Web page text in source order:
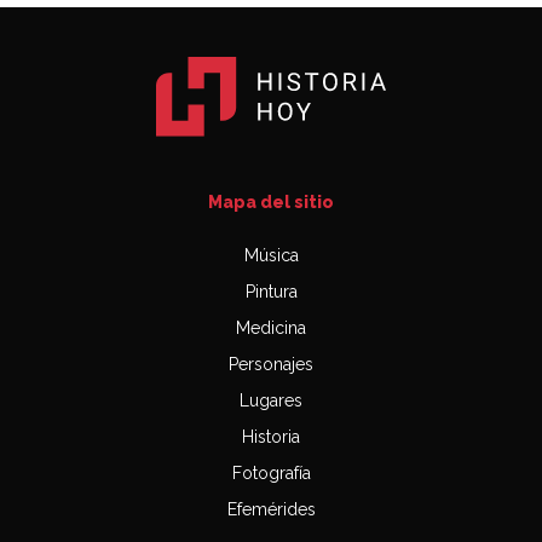
Mapa del sitio
Música
Pintura
Medicina
Personajes
Lugares
Historia
Fotografía
Efemérides